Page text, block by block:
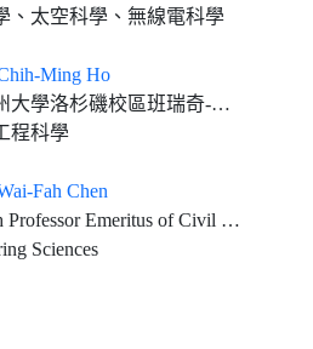
、太空科學、無線電科學
Ming Ho
杉磯校區班瑞奇-洛奇馬丁講座教授(退休)
程科學
Fah Chen
Emeritus of Civil Engineering, University of Hawaii at Manoa
Sciences